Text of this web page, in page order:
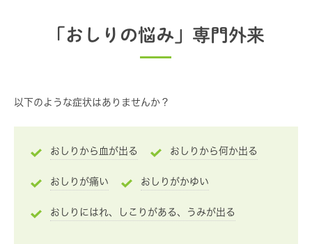
「おしりの悩み」専門外来
以下のような症状はありませんか？
おしりから血が出る おしりから何か出る
おしりが痛い おしりがかゆい
おしりにはれ、しこりがある、うみが出る